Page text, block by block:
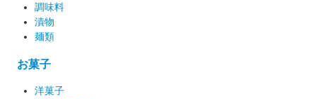
調味料
漬物
麺類
お菓子
洋菓子